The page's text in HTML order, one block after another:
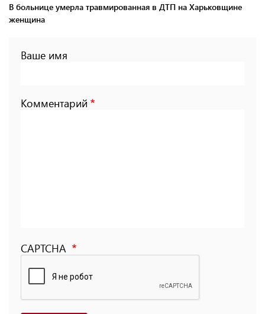
В больнице умерла травмированная в ДТП на Харьковщине
женщина
Ваше имя
Комментарий
CAPTCHA